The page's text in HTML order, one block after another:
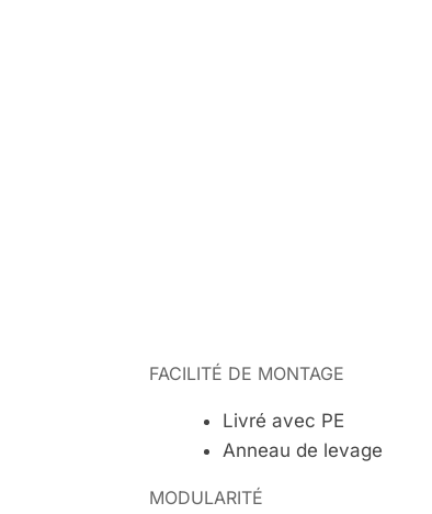
FACILITÉ DE MONTAGE
Livré avec PE
Anneau de levage
MODULARITÉ